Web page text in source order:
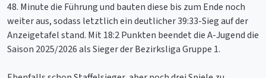
48. Minute die Führung und bauten diese bis zum Ende noch
weiter aus, sodass letztlich ein deutlicher 39:33-Sieg auf der
Anzeigetafel stand. Mit 18:2 Punkten beendet die A-Jugend die
Saison 2025/2026 als Sieger der Bezirksliga Gruppe 1.